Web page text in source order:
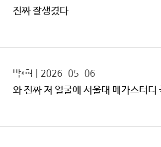
진짜 잘생겼다
박*혁 | 2026-05-06
와 진짜 저 얼굴에 서울대 메가스터